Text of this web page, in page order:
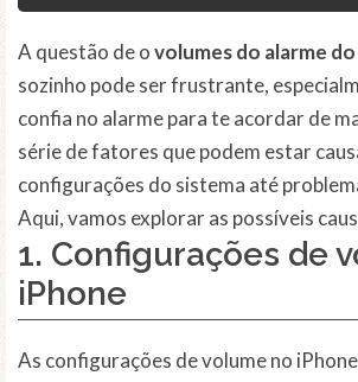
A questão de ovolumes do alarme
sozinho pode ser frustrante,
confia no alarme para te acordar de
série de fatores que podem estar
configurações do sistema até
Aqui, vamos explorar as possíveis
1. Configurações de
iPhone
As configurações de volume no